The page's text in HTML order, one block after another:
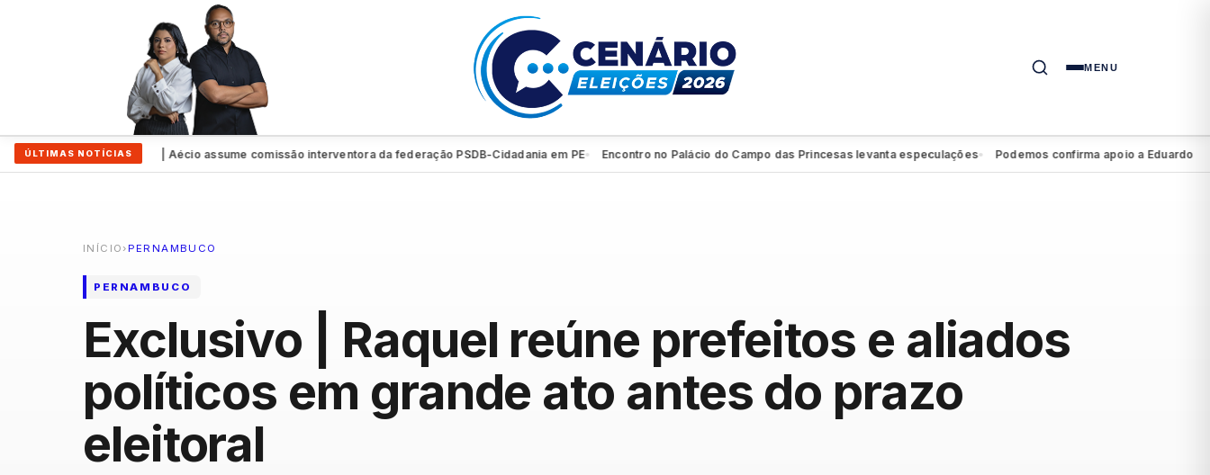
MENU
ÚLTIMAS NOTÍCIAS
a Raquel● Exclusivo | Aécio assume comissão interventora da federação PSDB-Cidadania em PE● Encontro no Palácio do Campo das Princesas levanta especulações● Podemos confirma apoio a Eduardo da
INÍCIO › PERNAMBUCO
PERNAMBUCO
Exclusivo | Raquel reúne prefeitos e aliados
políticos em grande ato antes do prazo
eleitoral